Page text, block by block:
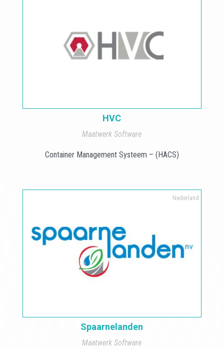
HVC
Maatwerk Software
Container Management Systeem – (HACS)
Spaarnelanden
Maatwerk Software
Nederland